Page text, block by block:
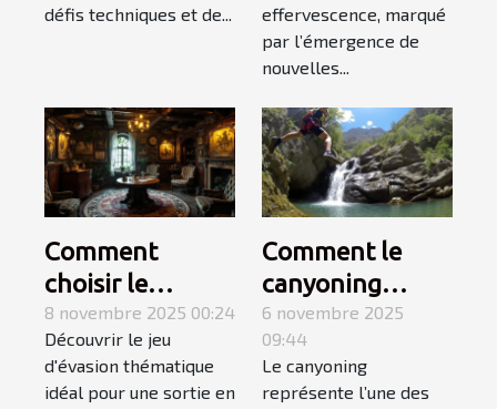
défis techniques et de...
effervescence, marqué
par l’émergence de
nouvelles...
Comment
choisir le
meilleur jeu
d'évasion
thématique
8 novembre 2025 00:24
Découvrir le jeu
d'évasion thématique
idéal pour une sortie en
Comment le
canyoning
fusionne
montagne et
mer pour une
6 novembre 2025
09:44
Le canyoning
représente l’une des